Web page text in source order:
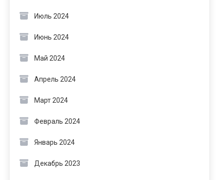
Июль 2024
Июнь 2024
Май 2024
Апрель 2024
Март 2024
Февраль 2024
Январь 2024
Декабрь 2023